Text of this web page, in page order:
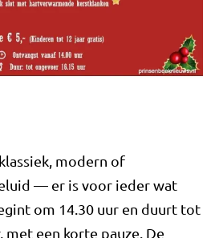
modern of
— er is voor ieder wat
om 14.30 uur en duurt tot
met een korte pauze. De